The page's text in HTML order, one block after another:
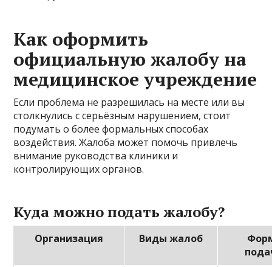
Как оформить
официальную жалобу на
медицинское учреждение
Если проблема не разрешилась на месте или вы
столкнулись с серьёзным нарушением, стоит
подумать о более формальных способах
воздействия. Жалоба может помочь привлечь
внимание руководства клиники и
контролирующих органов.
Куда можно подать жалобу?
Организация Виды жалоб